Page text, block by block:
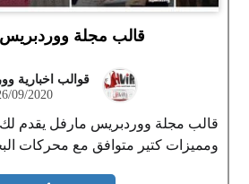
قالب مجلة
قوالب اخبارية
09/2020
قالب مجلة ووردبريس مارفل يقدم
ومميزات كتير متوافق مع محركات